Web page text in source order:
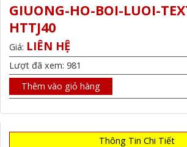
GIUONG-HO-BOI-LUOI-
HTTJ40
Giá: LIÊN HỆ
Lượt đã xem: 981
Thêm vào giỏ hàng
Thông Tin Chi Tiết